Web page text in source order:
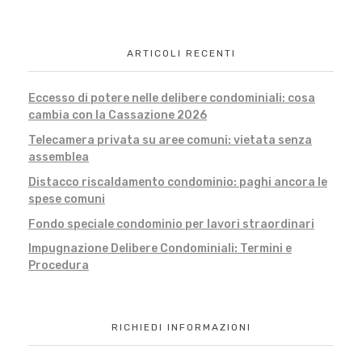
ARTICOLI RECENTI
Eccesso di potere nelle delibere condominiali: cosa
cambia con la Cassazione 2026
Telecamera privata su aree comuni: vietata senza
assemblea
Distacco riscaldamento condominio: paghi ancora le
spese comuni
Fondo speciale condominio per lavori straordinari
Impugnazione Delibere Condominiali: Termini e
Procedura
RICHIEDI INFORMAZIONI